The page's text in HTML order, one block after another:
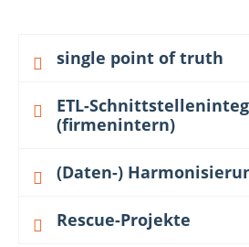
single point of truth
ETL-
(firmenintern)
(Daten-)
Rescue-Projekte